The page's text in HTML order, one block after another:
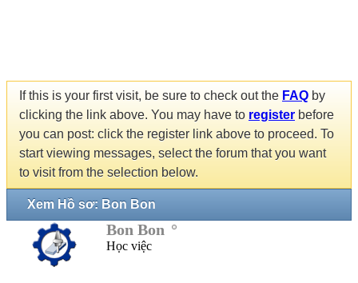
If this is your first visit, be sure to check out the FAQ by
clicking the link above. You may have to register before
you can post: click the register link above to proceed. To
start viewing messages, select the forum that you want
to visit from the selection below.
Xem Hồ sơ: Bon Bon
Bon Bon
Học việc